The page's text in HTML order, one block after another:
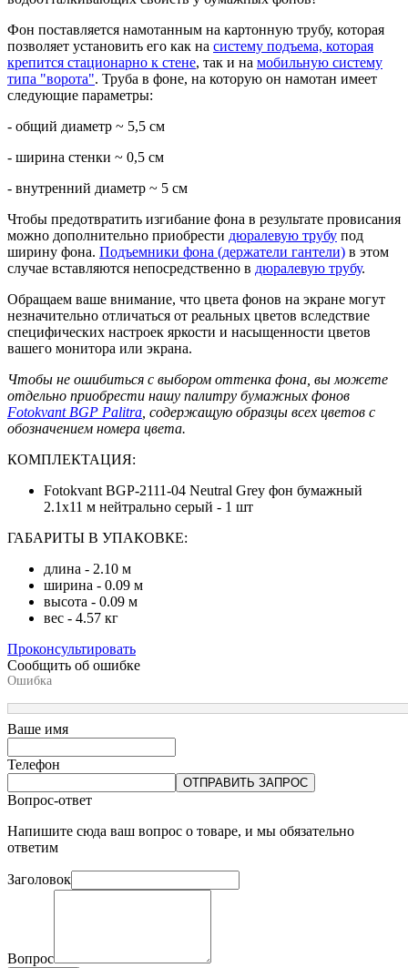
Фон поставляется намотанным на картонную трубу, которая
позволяет установить его как на систему подъема, которая
крепится стационарно к стене, так и на мобильную систему
типа "ворота". Труба в фоне, на которую он намотан имеет
следующие параметры:
- общий диаметр ~ 5,5 см
- ширина стенки ~ 0,5 см
- внутренний диаметр ~ 5 см
Чтобы предотвратить изгибание фона в результате провисания
можно дополнительно приобрести дюралевую трубу под
ширину фона. Подъемники фона (держатели гантели) в этом
случае вставляются непосредственно в дюралевую трубу.
Обращаем ваше внимание, что цвета фонов на экране могут
незначительно отличаться от реальных цветов вследствие
специфических настроек яркости и насыщенности цветов
вашего монитора или экрана.
Чтобы не ошибиться с выбором оттенка фона, вы можете
отдельно приобрести нашу палитру бумажных фонов
Fotokvant BGP Palitra , содержащую образцы всех цветов с
обозначением номера цвета.
КОМПЛЕКТАЦИЯ:
Fotokvant BGP-2111-04 Neutral Grey фон бумажный
2.1х11 м нейтрально серый - 1 шт
ГАБАРИТЫ В УПАКОВКЕ:
длина - 2.10 м
ширина - 0.09 м
высота - 0.09 м
вес - 4.57 кг
Проконсультировать
Сообщить об ошибке
Ошибка
Ваше имя
Телефон
ОТПРАВИТЬ ЗАПРОС
Вопрос-ответ
Напишите сюда ваш вопрос о товаре, и мы обязательно
ответим
Заголовок
Вопрос